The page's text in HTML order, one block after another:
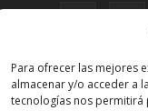
Para ofrecer las mejores
almacenar y/o acceder a
tecnologías nos